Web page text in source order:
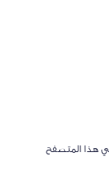
في هذا المتصفح